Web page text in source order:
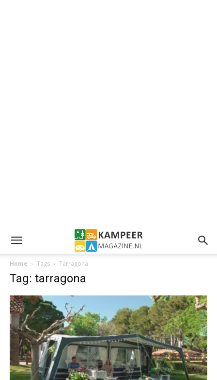
Home Tags Tarragona
Tag: tarragona